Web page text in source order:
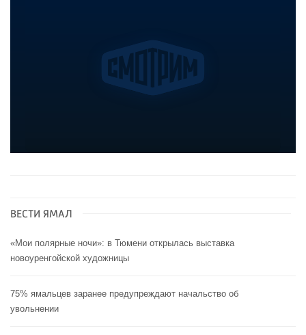
ВЕСТИ ЯМАЛ
«Мои полярные ночи»: в Тюмени открылась выставка
новоуренгойской художницы
75% ямальцев заранее предупреждают начальство об
увольнении